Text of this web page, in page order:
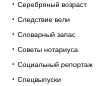
Серебряный возраст
Следствие вели
Словарный запас
Советы нотариуса
Социальный репортаж
Спецвыпуски